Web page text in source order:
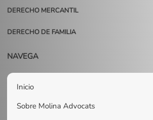
DERECHO MERCANTIL
DERECHO DE FAMILIA
NAVEGA
Inicio
Sobre Molina Advocats